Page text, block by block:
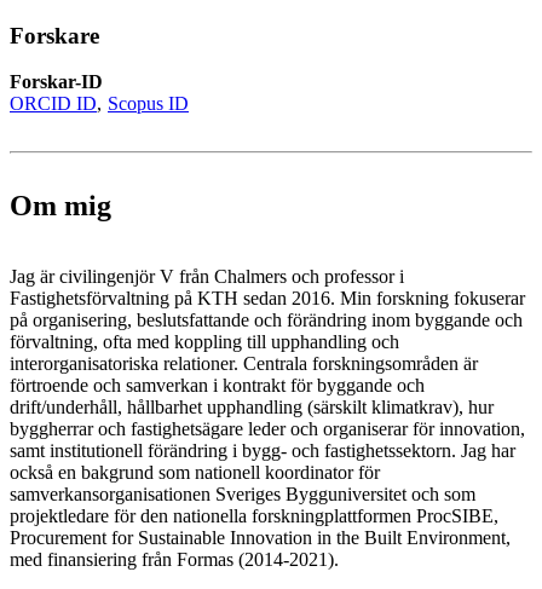
Forskare
Forskar-ID
ORCID ID
Scopus ID
Om mig
Jag är civilingenjör V från Chalmers och professor i
Fastighetsförvaltning på KTH sedan 2016. Min forskning fokuserar
på organisering, beslutsfattande och förändring inom byggande och
förvaltning, ofta med koppling till upphandling och
interorganisatoriska relationer. Centrala forskningsområden är
förtroende och samverkan i kontrakt för byggande och
drift/underhåll, hållbarhet upphandling (särskilt klimatkrav), hur
byggherrar och fastighetsägare leder och organiserar för innovation,
samt institutionell förändring i bygg- och fastighetssektorn. Jag har
också en bakgrund som nationell koordinator för
samverkansorganisationen Sveriges Bygguniversitet och som
projektledare för den nationella forskningplattformen ProcSIBE,
Procurement for Sustainable Innovation in the Built Environment,
med finansiering från Formas (2014-2021).